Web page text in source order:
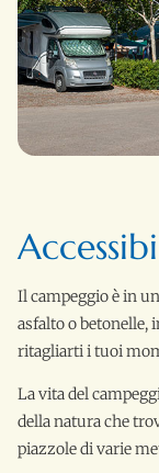
Il campeggio è in
asfalto o betonelle,
ritagliarti i tuoi
La vita del
della natura che
piazzole di varie